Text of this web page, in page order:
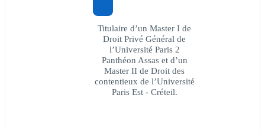
Titulaire d’un Master I de
Droit Privé Général de
l’Université Paris 2
Panthéon Assas et d’un
Master II de Droit des
contentieux de l’Université
Paris Est - Créteil.